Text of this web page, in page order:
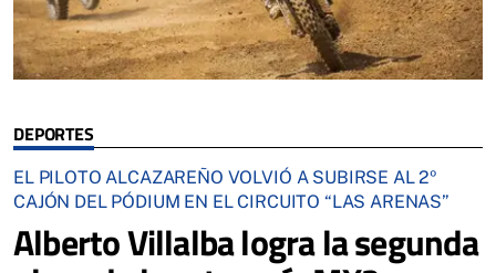
DEPORTES
EL PILOTO ALCAZAREÑO VOLVIÓ A SUBIRSE AL 2º
CAJÓN DEL PÓDIUM EN EL CIRCUITO “LAS ARENAS”
Alberto Villalba logra la segunda